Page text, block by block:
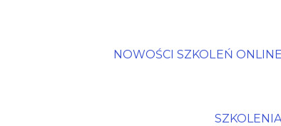
NOWOŚCI SZKOLEŃ ONLINE